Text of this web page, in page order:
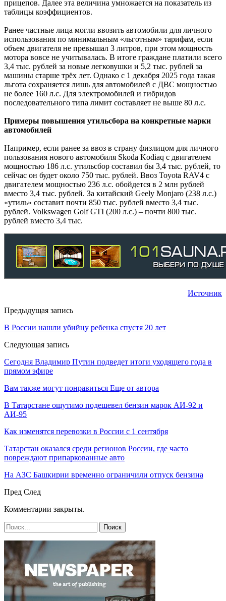
прицепов. Далее эта величина умножается на показатель из
таблицы коэффициентов.
Ранее частные лица могли ввозить автомобили для личного
использования по минимальным «льготным» тарифам, если
объем двигателя не превышал 3 литров, при этом мощность
мотора вовсе не учитывалась. В итоге граждане платили всего
3,4 тыс. рублей за новые легковушки и 5,2 тыс. рублей за
машины старше трёх лет. Однако с 1 декабря 2025 года такая
льгота сохраняется лишь для автомобилей с ДВС мощностью
не более 160 л.с. Для электромобилей и гибридов
последовательного типа лимит составляет не выше 80 л.с.
Примеры повышения утильсбора на конкретные марки
автомобилей
Например, если ранее за ввоз в страну физлицом для личного
пользования нового автомобиля Skoda Kodiaq с двигателем
мощностью 186 л.с. утильсбор составил бы 3,4 тыс. рублей, то
сейчас он будет около 750 тыс. рублей. Ввоз Toyota RAV4 с
двигателем мощностью 236 л.с. обойдется в 2 млн рублей
вместо 3,4 тыс. рублей. За китайский Geely Monjaro (238 л.с.)
«утиль» составит почти 850 тыс. рублей вместо 3,4 тыс.
рублей. Volkswagen Golf GTI (200 л.с.) – почти 800 тыс.
рублей вместо 3,4 тыс.
Источник
Предыдущая запись
В России нашли убийцу ребенка спустя 20 лет
Следующая запись
Сегодня Владимир Путин подведет итоги уходящего года в
прямом эфире
Вам также могут понравиться Еще от автора
В Татарстане ощутимо подешевел бензин марок АИ-92 и
АИ-95
Как изменятся перевозки в России с 1 сентября
Татарстан оказался среди регионов России, где часто
повреждают припаркованные авто
На АЗС Башкирии временно ограничили отпуск бензина
Пред След
Комментарии закрыты.